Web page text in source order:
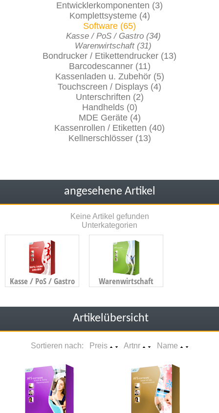
Entwicklerkomponenten (3)
Komplettsysteme (4)
Software (65)
Kasse / PoS / Gastro (34)
Warenwirtschaft (31)
Bondrucker / Etikettendrucker (13)
Barcodescanner (11)
Kassenladen u. Zubehör (5)
Touchscreen / Displays (4)
Unterschriften (2)
Handhelds (0)
MDE Geräte (4)
Kassenrollen / Etiketten (40)
Kellnerschlösser (13)
angesehene Artikel
Keine Artikel gefunden
Unterkategorien
Kasse / PoS / Gastro Warenwirtschaft
Artikelübersicht
Sortieren nach: Preis Artnr Name